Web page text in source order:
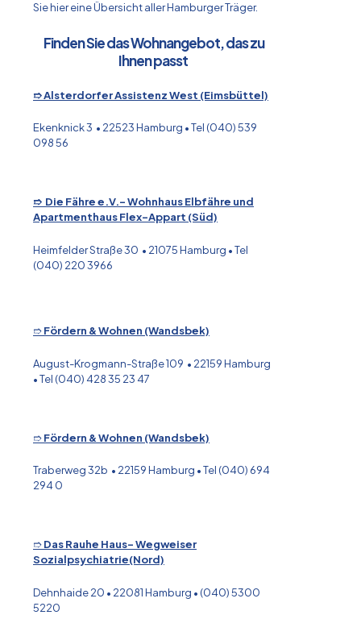
Sie hier eine Übersicht aller Hamburger Träger.
Finden Sie das Wohnangebot, das zu
Ihnen passt
➱ Alsterdorfer Assistenz West (Eimsbüttel)
Ekenknick 3 • 22523 Hamburg • Tel (040) 539
098 56
➱ Die Fähre e.V.- Wohnhaus Elbfähre und
Apartmenthaus Flex-Appart (Süd)
Heimfelder Straße 30 • 21075 Hamburg • Tel
(040) 220 3966
➱Fördern & Wohnen (Wandsbek)
August-Krogmann-Straße 109 • 22159 Hamburg
• Tel (040) 428 35 23 47
➱Fördern & Wohnen (Wandsbek)
Traberweg 32b • 22159 Hamburg • Tel (040) 694
294 0
➱Das Rauhe Haus- Wegweiser
Sozialpsychiatrie(Nord)
Dehnhaide 20 • 22081 Hamburg • (040) 5300
5220